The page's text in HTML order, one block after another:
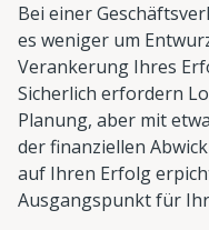
Bei einer
es weniger um
Verankerung Ihres
Sicherlich erfordern
Planung, aber mit
der finanziellen
auf Ihren Erfolg
Ausgangspunkt für